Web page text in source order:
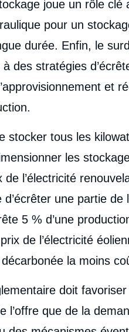
joue un rôle
pour un
durée. Enfin, le
des stratégies
et
stocker tous les
les
l’électricité
une partie
5 % d’une
de l’électricité
la moins
doit
l’offre que de la